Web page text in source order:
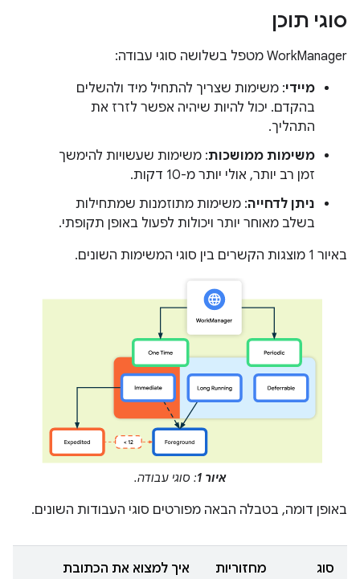
סוגי תוכן
‫WorkManager מטפל בשלושה סוגי עבודה:
מיידי: משימות שצריך להתחיל מיד ולהשלים
בהקדם. יכול להיות שיהיה אפשר לזרז את
התהליך.
משימות ממושכות: משימות שעשויות להימשך
זמן רב יותר, אולי יותר מ-10 דקות.
ניתן לדחייה: משימות מתוזמנות שמתחילות
בשלב מאוחר יותר ויכולות לפעול באופן תקופתי.
באיור 1 מוצגות הקשרים בין סוגי המשימות השונים.
איור 1 : סוגי עבודה.
באופן דומה, בטבלה הבאה מפורטים סוגי העבודות השונים.
סוג מחזוריות איך למצוא את הכתובת